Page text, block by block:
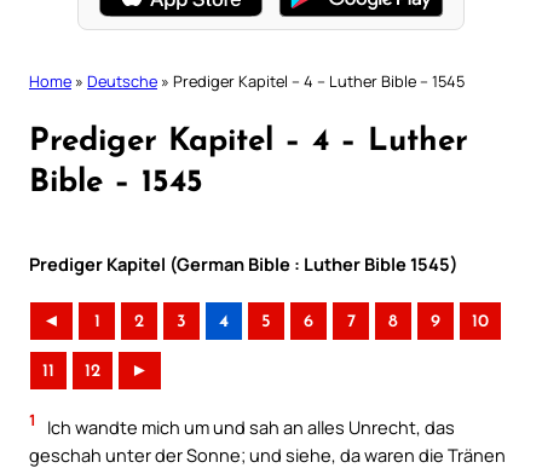
Home » Deutsche » Prediger Kapitel – 4 – Luther Bible – 1545
Prediger Kapitel – 4 – Luther
Bible – 1545
Prediger Kapitel (German Bible : Luther Bible 1545)
◄ 1 2 3 4 5 6 7 8 9 10
11 12 ►
1
Ich wandte mich um und sah an alles Unrecht, das
geschah unter der Sonne; und siehe, da waren die Tränen